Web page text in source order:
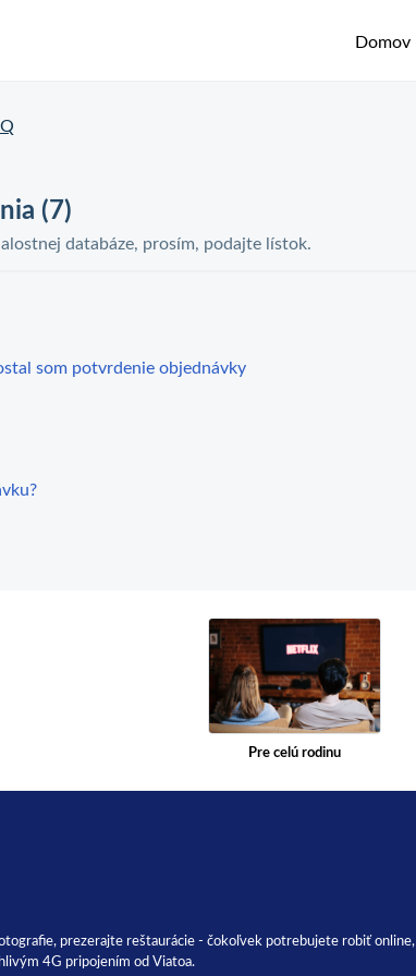
Domov
(7)
databáze, prosím, podajte lístok.
som potvrdenie objednávky
Pre celú rodinu
prezerajte reštaurácie - čokoľvek potrebujete robiť online,
4G pripojením od Viatoa.